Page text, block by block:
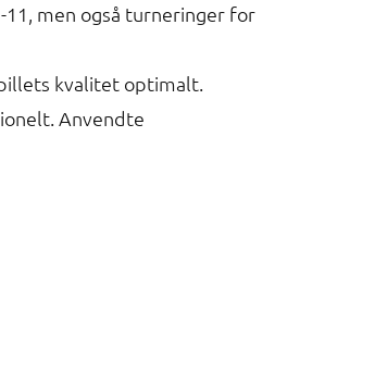
men også turneringer for
kvalitet optimalt.
Anvendte